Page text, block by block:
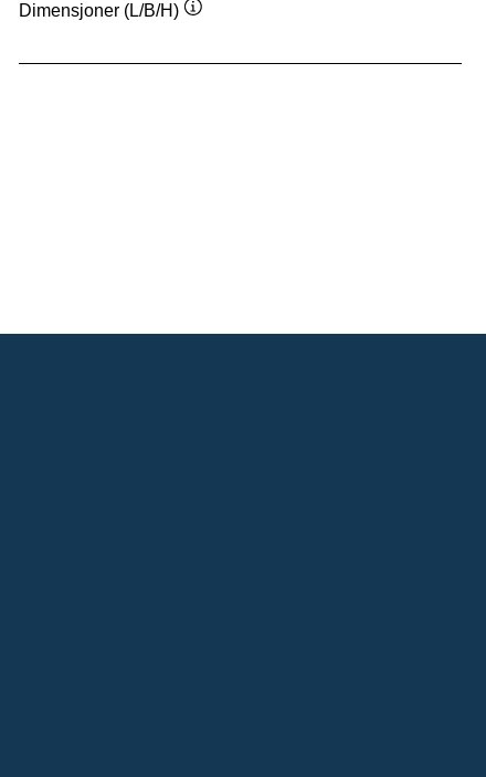
Dimensjoner (L/B/H)